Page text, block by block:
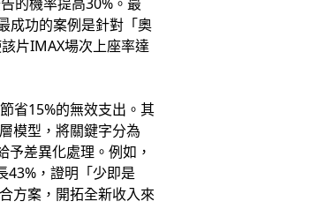
成功的案例是針對「奧
片IMAX場次上座率達
省15%的無效支出。其
模型，將關鍵字分為
予差異化處理。例如，
43%，證明「少即是
方案，開拓全新收入來